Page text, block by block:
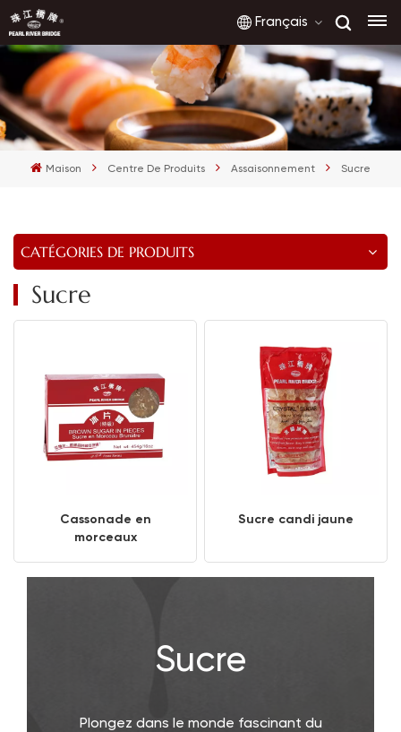
Français
English
français
Maison Centre De Produits Assaisonnement Sucre
CATÉGORIES DE PRODUITS
Sucre
Cassonade en
morceaux
Sucre candi jaune
Sucre
Plongez dans le monde fascinant du